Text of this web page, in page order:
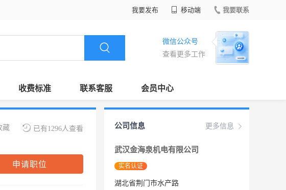
我要发布 移动端 我要联系
微信公众号
查看更多工作
收费标准 联系客服 会员中心
已有1296人查看
藏
申请职位
更多信息
公司信息
武汉金海泉机电有限公司
实名认证
湖北省荆门市水产路